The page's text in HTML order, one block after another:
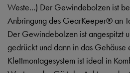
Weste...) Der Gewindebolzen ist
Anbringung des GearKeeper® an
Der Gewindebolzen ist angespitzt
gedrückt und dann in das Gehäuse
Klettmontagesystem ist ideal in